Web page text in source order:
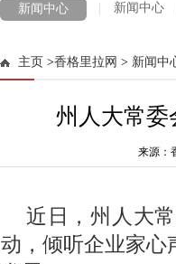
新闻中心 新闻中心
法治迪庆
主页 >香格里拉网 > 新闻中
州人大常委
来源：
近日，州人大
动，倾听企业家心